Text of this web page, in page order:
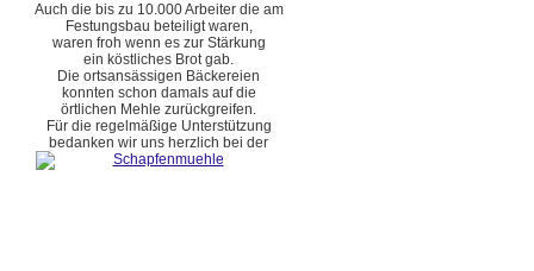
Auch die bis zu 10.000 Arbeiter die am
Festungsbau beteiligt waren,
waren froh wenn es zur Stärkung
ein köstliches Brot gab.
Die ortsansässigen Bäckereien
konnten schon damals auf die
örtlichen Mehle zurückgreifen.
Für die regelmäßige Unterstützung
bedanken wir uns herzlich bei der